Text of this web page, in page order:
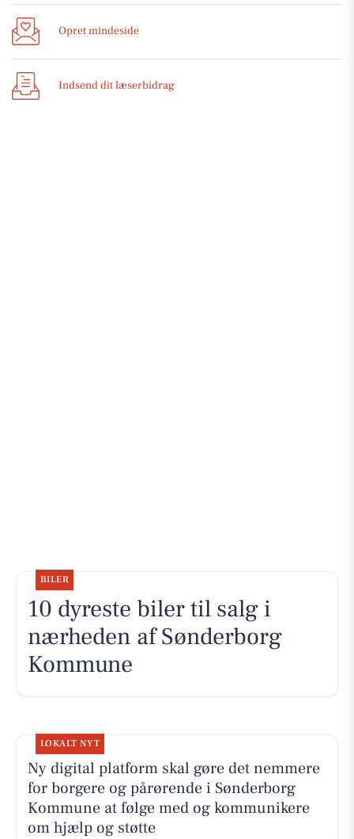
Opret mindeside
Indsend dit læserbidrag
BILER
10 dyreste biler til salg i
nærheden af Sønderborg
Kommune
LOKALT NYT
Ny digital platform skal gøre det nemmere
for borgere og pårørende i Sønderborg
Kommune at følge med og kommunikere
om hjælp og støtte